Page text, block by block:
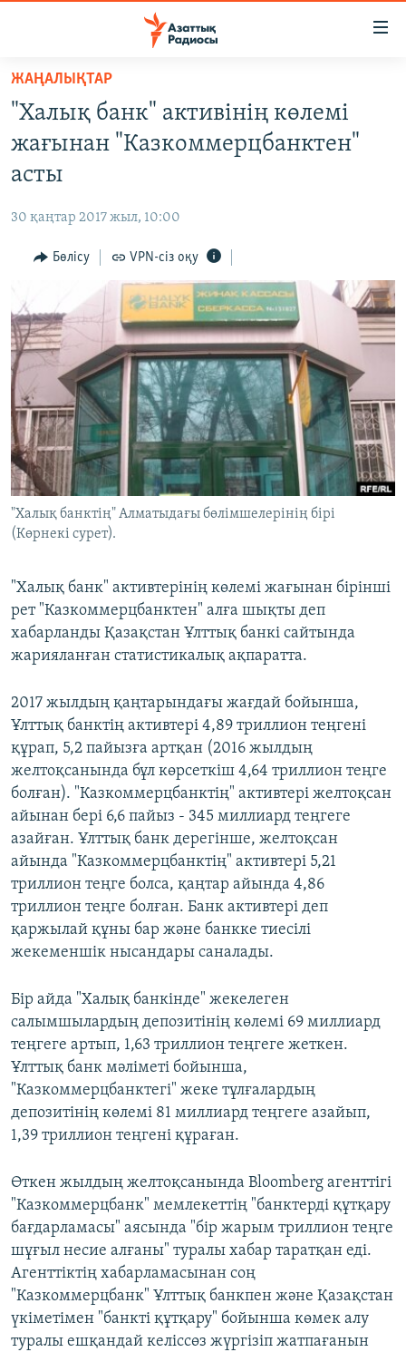
Skip
main
content
to
main
Navigation
Search
ЖАҢАЛЫҚТАР
АДАМ ҚҰҚЫҚТАРЫ
ӘЛЕУМЕТ
АРНАЙЫ ЖОБАЛАР
Русский
ЖАЗЫЛЫҢЫЗ
Басқа тілдерде
ЖАҢАЛЫҚТАР
"Халық банк" активінің көлемі
жағынан "Казкоммерцбанктен"
асты
30 қаңтар 2017 жыл, 10:00
Бөлісу VPN-сіз оқу
"Халық банктің" Алматыдағы бөлімшелерінің бірі
(Көрнекі сурет).
"Халық банк" активтерінің көлемі жағынан бірінші
рет "Казкоммерцбанктен" алға шықты деп
хабарланды Қазақстан Ұлттық банкі сайтында
жарияланған статистикалық ақпаратта.
2017 жылдың қаңтарындағы жағдай бойынша,
Ұлттық банктің активтері 4,89 триллион теңгені
құрап, 5,2 пайызға артқан (2016 жылдың
желтоқсанында бұл көрсеткіш 4,64 триллион теңге
болған). "Казкоммерцбанктің" активтері желтоқсан
айынан бері 6,6 пайыз - 345 миллиард теңгеге
азайған. Ұлттық банк дерегінше, желтоқсан
айында "Казкоммерцбанктің" активтері 5,21
триллион теңге болса, қаңтар айында 4,86
триллион теңге болған. Банк активтері деп
қаржылай құны бар және банкке тиесілі
жекеменшік нысандары саналады.
Бір айда "Халық банкінде" жекелеген
салымшылардың депозитінің көлемі 69 миллиард
теңгеге артып, 1,63 триллион теңгеге жеткен.
Ұлттық банк мәліметі бойынша,
"Казкоммерцбанктегі" жеке тұлғалардың
депозитінің көлемі 81 миллиард теңгеге азайып,
1,39 триллион теңгені құраған.
Өткен жылдың желтоқсанында Bloomberg агенттігі
"Казкоммерцбанк" мемлекеттің "банктерді құтқару
бағдарламасы" аясында "бір жарым триллион теңге
шұғыл несие алғаны" туралы хабар таратқан еді.
Агенттіктің хабарламасынан соң
"Казкоммерцбанк" Ұлттық банкпен және Қазақстан
үкіметімен "банкті құтқару" бойынша көмек алу
туралы ешқандай келіссөз жүргізіп жатпағанын